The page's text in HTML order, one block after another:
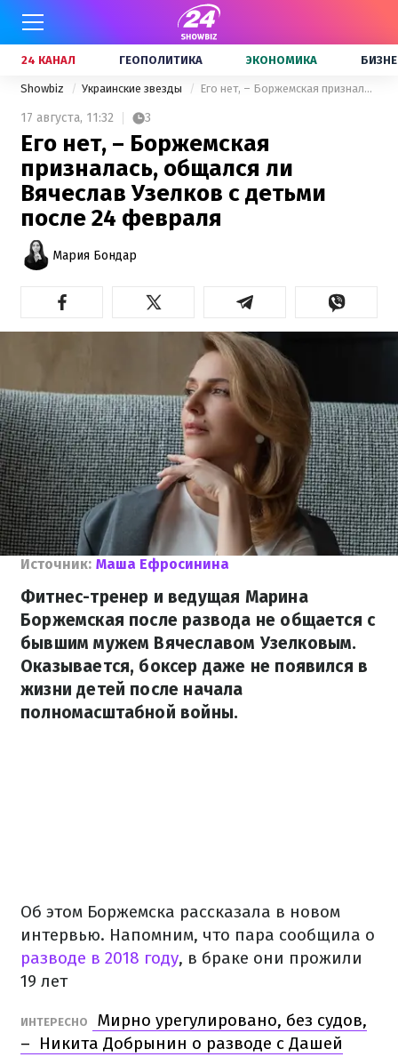
24 КАНАЛ ГЕОПОЛИТИКА ЭКОНОМИКА
Showbiz Украинские звезды Его нет, – Боржемская призналась, общался ли Вячеслав Узелков с детьми после 24 февраля
17 августа, 11:32 3
Его нет, – Боржемская
призналась, общался ли
Вячеслав Узелков с детьми
после 24 февраля
Мария Бондар
Источник: Маша Ефросинина
Фитнес-тренер и ведущая Марина
Боржемская после развода не общается с
бывшим мужем Вячеславом Узелковым.
Оказывается, боксер даже не появился в
жизни детей после начала
полномасштабной войны.
Об этом Боржемска рассказала в новом
интервью. Напомним, что пара сообщила о
разводе в 2018 году, в браке они прожили
19 лет
ИНТЕРЕСНО
Мирно урегулировано, без судов,
– Никита Добрынин о разводе с Дашей